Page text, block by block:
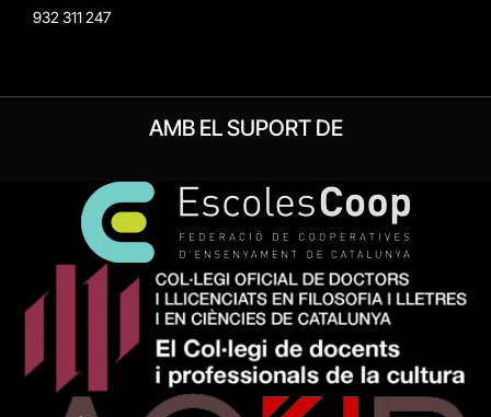
932 311 247
AMB EL SUPORT DE